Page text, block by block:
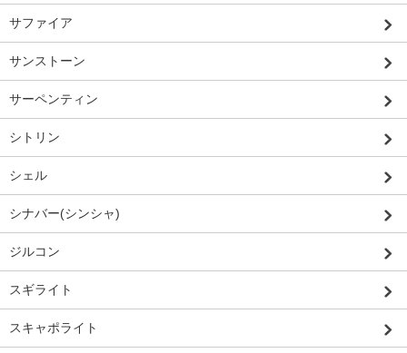
サファイア
サンストーン
サーペンティン
シトリン
シェル
シナバー(シンシャ)
ジルコン
スギライト
スキャポライト